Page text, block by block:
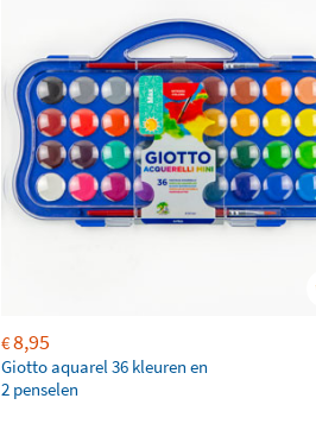
€8,95
Giotto aquarel 36 kleuren en
2 penselen